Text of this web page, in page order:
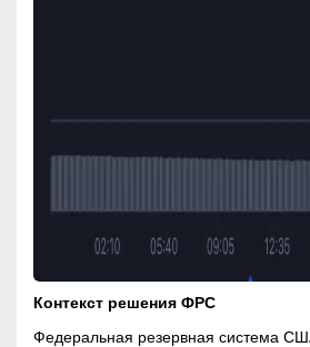
Контекст решения ФРС
Федеральная резервная система